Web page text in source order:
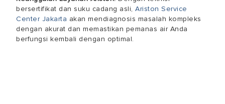
bersertifikat dan suku cadang asli, Ariston Service
Center Jakarta akan mendiagnosis masalah kompleks
dengan akurat dan memastikan pemanas air Anda
berfungsi kembali dengan optimal.